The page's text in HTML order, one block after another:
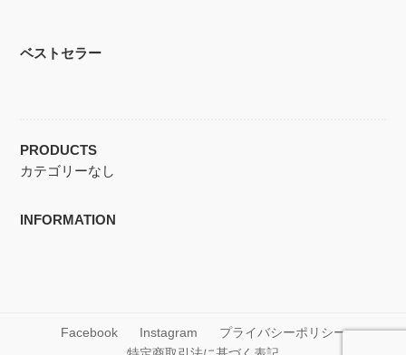
ベストセラー
PRODUCTS
カテゴリーなし
INFORMATION
Facebook Instagram
プライバシーポリシー